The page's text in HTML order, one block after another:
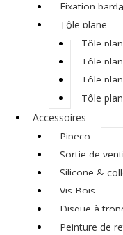
Fixation
Tôle plane
Tôle
Tôle
Tôle
Tôle
Accessoires
Pipeco
Sortie de
Silicone &
Vis Bois
Disque à
Peinture de